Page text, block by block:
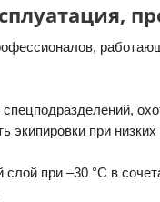
экипировки при
слой при –30 °C в